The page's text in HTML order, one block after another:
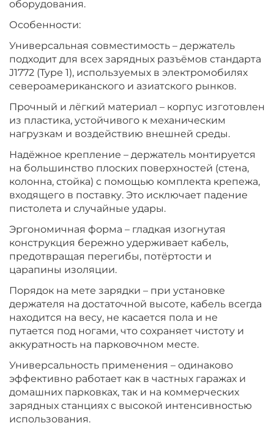
оборудования.
Особенности:
Универсальная совместимость – держатель
подходит для всех зарядных разъёмов стандарта
J1772 (Type 1), используемых в электромобилях
североамериканского и азиатского рынков.
Прочный и лёгкий материал – корпус изготовлен
из пластика, устойчивого к механическим
нагрузкам и воздействию внешней среды.
Надёжное крепление – держатель монтируется
на большинство плоских поверхностей (стена,
колонна, стойка) с помощью комплекта крепежа,
входящего в поставку. Это исключает падение
пистолета и случайные удары.
Эргономичная форма – гладкая изогнутая
конструкция бережно удерживает кабель,
предотвращая перегибы, потёртости и
царапины изоляции.
Порядок на мете зарядки – при установке
держателя на достаточной высоте, кабель всегда
находится на весу, не касается пола и не
путается под ногами, что сохраняет чистоту и
аккуратность на парковочном месте.
Универсальность применения – одинаково
эффективно работает как в частных гаражах и
домашних парковках, так и на коммерческих
зарядных станциях с высокой интенсивностью
использования.